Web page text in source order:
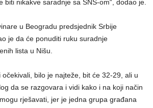
biti nikakve saradnje sa SNS-om“, dodao je.
u Beogradu predsjednik Srbije
je da će ponuditi ruku suradnje
lista u Nišu.
očekivali, bilo je najteže, bit će 32-29, ali u
da se razgovara i vidi kako i na koji način
rješavati, jer je jedna grupa građana